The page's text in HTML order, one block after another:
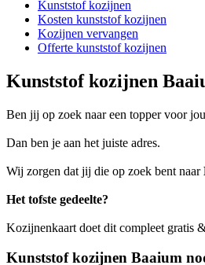
Kunststof kozijnen
Kosten kunststof kozijnen
Kozijnen vervangen
Offerte kunststof kozijnen
Kunststof kozijnen
Ben jij op zoek naar een topper voor
Dan ben je aan het juiste adres.
Wij zorgen dat jij die op zoek bent naar
Het tofste gedeelte?
Kozijnenkaart doet dit compleet gratis
Kunststof kozijnen Baaium